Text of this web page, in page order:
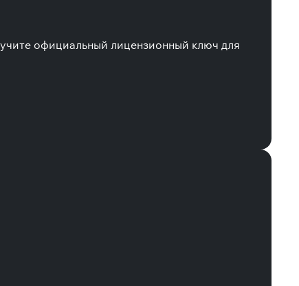
официальный лицензионный ключ для